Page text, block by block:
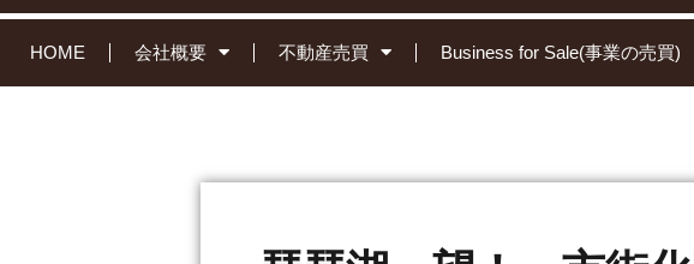
HOME 会社概要 不動産売買 Business for Sale(事業の売買)